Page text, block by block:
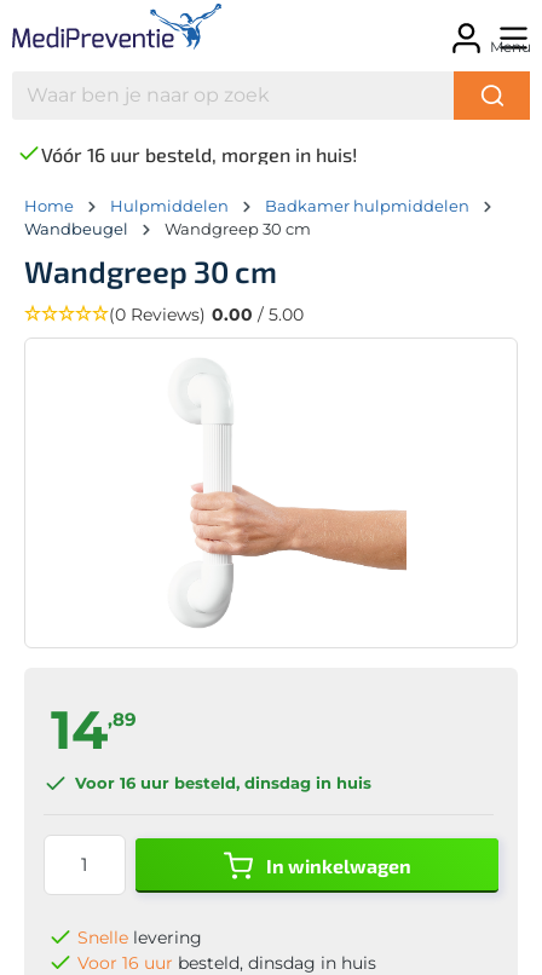
Menu
Vóór 16 uur besteld, morgen in huis!
Home Hulpmiddelen
Badkamer hulpmiddelen
Wandbeugel
Wandgreep 30 cm
Wandgreep 30 cm
(0 Reviews) 0.00 / 5.00
14,89
Voor 16 uur besteld, dinsdag in huis
In winkelwagen
Snelle levering
Voor 16 uur besteld, dinsdag in huis